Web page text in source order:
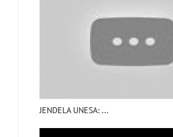
JENDELA UNESA: ...